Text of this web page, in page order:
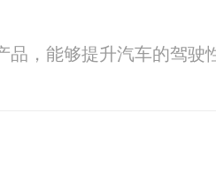
，能够提升汽车的驾驶